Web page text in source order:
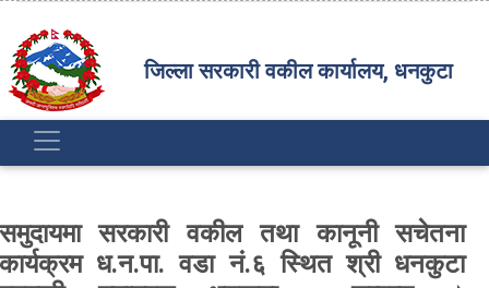
जिल्ला सरकारी वकील कार्यालय, धनकुटा
समुदायमा सरकारी वकील तथा कानूनी सचेतना
कार्यक्रम ध.न.पा. वडा नं.६ स्थित श्री धनकुटा